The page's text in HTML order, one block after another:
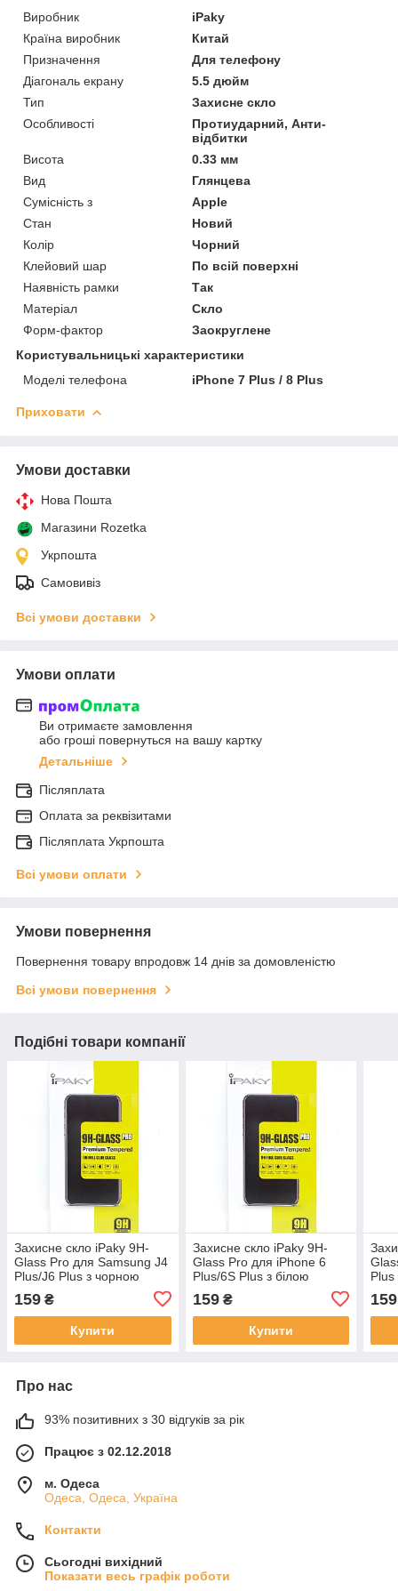
Виробник
iPaky
Країна виробник
Китай
Призначення
Для телефону
Діагональ екрану
5.5 дюйм
Тип
Захисне скло
Особливості
Протиударний, Анти-
відбитки
Висота
0.33 мм
Вид
Глянцева
Сумісність з
Apple
Стан
Новий
Колір
Чорний
Клейовий шар
По всій поверхні
Наявність рамки
Так
Матеріал
Скло
Форм-фактор
Заокруглене
Користувальницькі характеристики
Моделі телефона
iPhone 7 Plus / 8 Plus
Приховати
Умови доставки
Нова Пошта
Магазини Rozetka
Укрпошта
Самовивіз
Всі умови доставки
Умови оплати
Ви отримаєте замовлення
або гроші повернуться на вашу картку
Детальніше
Післяплата
Оплата за реквізитами
Післяплата Укрпошта
Всі умови оплати
Умови повернення
Повернення товару впродовж 14 днів за домовленістю
Всі умови повернення
Подібні товари компанії
Захисне скло iPaky 9H-
Glass Pro для Samsung J4
Plus/J6 Plus з чорною
159 ₴
Купити
Захисне скло iPaky 9H-
Glass Pro для iPhone 6
Plus/6S Plus з білою
159₴
Купити
159
Про нас
93% позитивних з 30 відгуків за рік
Працює з 02.12.2018
м. Одеса
Одеса, Одеса, Україна
Контакти
Сьогодні вихідний
Показати весь графік роботи